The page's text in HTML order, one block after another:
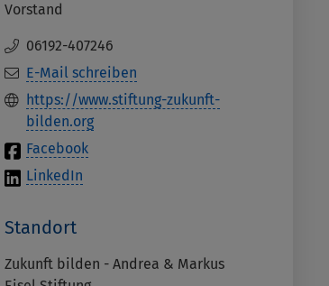
Vorstand
06192-407246
E-Mail schreiben
https://www.stiftung-zukunft-
bilden.org
Facebook
LinkedIn
Standort
Zukunft bilden - Andrea & Markus